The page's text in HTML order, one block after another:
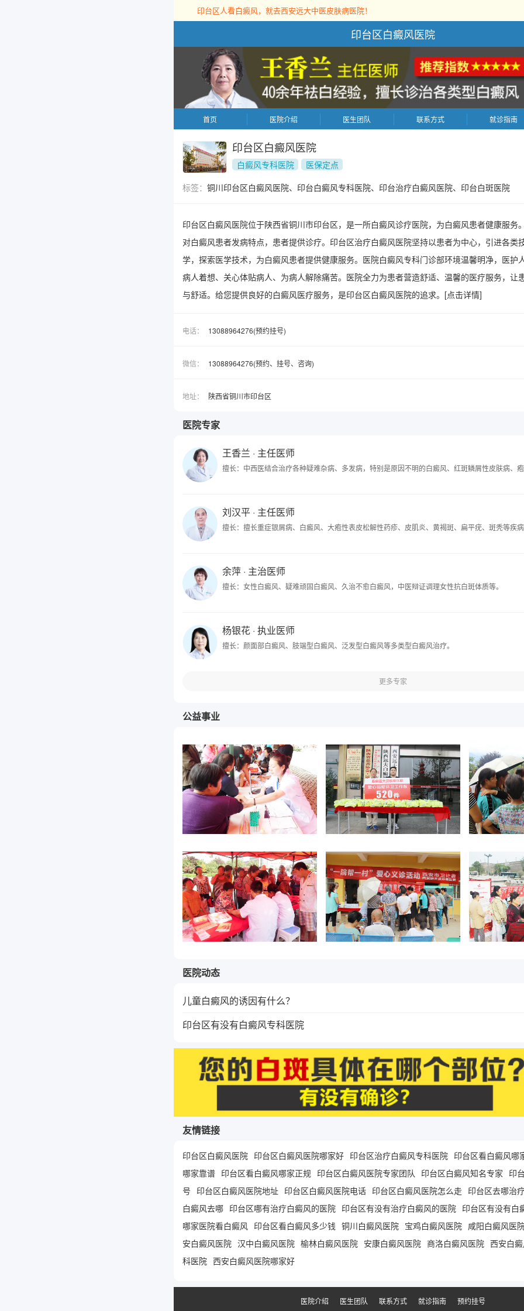
印台区人看白癜风，就去西安远大中医皮肤病医院！
印台区白癜风医院
首页 医院介绍 医生团队 联系方式 就诊指南
印台区白癜风医院
白癜风专科医院
医保定点
标签： 铜川印台区白癜风医院、印台白癜风专科医院、印台治疗白癜风医院、印台白斑医院
印台区白癜风医院位于陕西省铜川市印台区，是一所白癜风诊疗医院，为白癜风患者健康服务
对白癜风患者发病特点，患者提供诊疗。印台区治疗白癜风医院坚持以患者为中心，引进各类
学，探索医学技术，为白癜风患者提供健康服务。医院白癜风专科门诊部环境温馨明净，医护
病人着想、关心体贴病人、为病人解除痛苦。医院全力为患者营造舒适、温馨的医疗服务，让
与舒适。给您提供良好的白癜风医疗服务，是印台区白癜风医院的追求。 [点击详情]
电话： 13088964276(预约挂号)
微信： 13088964276(预约、挂号、咨询)
地址： 陕西省铜川市印台区
医院专家
王香兰 · 主任医师
擅长：中西医结合治疗各种疑难杂病、多发病，特别是原因不明的白癜风、红斑鳞屑性皮肤病、
刘汉平· 主任医师
擅长：擅长重症银屑病、白癜风、大疱性表皮松解性药疹、皮肌炎、黄褐斑、扁平疣、斑秃等疾
余萍· 主治医师
擅长：女性白癜风、疑难顽固白癜风、久治不愈白癜风，中医辩证调理女性抗白斑体质等。
杨银花· 执业医师
擅长：颜面部白癜风、肢端型白癜风、泛发型白癜风等多类型白癜风治疗。
更多专家
公益事业
医院动态
儿童白癜风的诱因有什么？
印台区有没有白癜风专科医院
友情链接
印台区白癜风医院 印台区白癜风医院哪家好 印台区治疗白癜风专科医院 印台区看白癜风哪
哪家靠谱 印台区看白癜风哪家正规 印台区白癜风医院专家团队 印台区白癜风知名专家 印
号 印台区白癜风医院地址 印台区白癜风医院电话 印台区白癜风医院怎么走 印台区去哪治
白癜风去哪 印台区哪有治疗白癜风的医院 印台区有没有治疗白癜风的医院 印台区有没有白
哪家医院看白癜风
印台区看白癜风多少钱 铜川白癜风医院 宝鸡白癜风医院 咸阳白癜风医
安白癜风医院 汉中白癜风医院 榆林白癜风医院 安康白癜风医院 商洛白癜风医院 西安白
科医院 西安白癜风医院哪家好
医院介绍 医生团队 联系方式 就诊指南 预约挂号